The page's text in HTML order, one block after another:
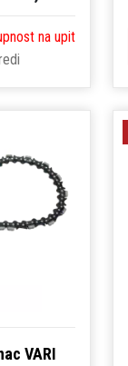
na upit
VARI